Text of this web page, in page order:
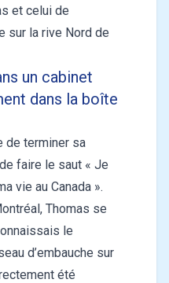
et celui de
sur la rive Nord de
un cabinet
dans la boîte
de terminer sa
faire le saut « Je
vie au Canada ».
Thomas se
le
d’embauche sur
été